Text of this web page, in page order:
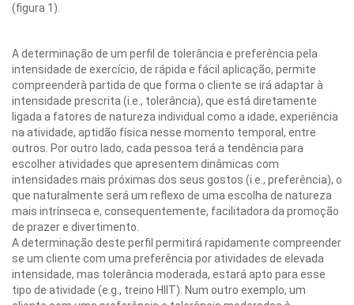
(figura 1).
A determinação de um perfil de tolerância e preferência pela
intensidade de exercício, de rápida e fácil aplicação, permite
compreenderà partida de que forma o cliente se irá adaptar à
intensidade prescrita (i.e., tolerância), que está diretamente
ligada a fatores de natureza individual como a idade, experiência
na atividade, aptidão física nesse momento temporal, entre
outros. Por outro lado, cada pessoa terá a tendência para
escolher atividades que apresentem dinâmicas com
intensidades mais próximas dos seus gostos (i.e., preferência), o
que naturalmente será um reflexo de uma escolha de natureza
mais intrínseca e, consequentemente, facilitadora da promoção
de prazer e divertimento.
A determinação deste perfil permitirá rapidamente compreender
se um cliente com uma preferência por atividades de elevada
intensidade, mas tolerância moderada, estará apto para esse
tipo de atividade (e.g., treino HIIT). Num outro exemplo, um